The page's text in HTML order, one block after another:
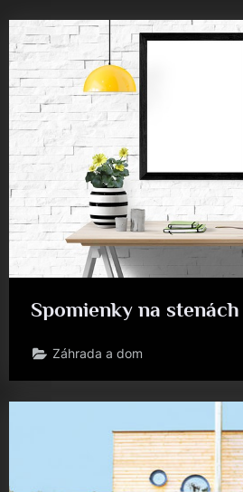
Spomienky na stenách
Záhrada a dom